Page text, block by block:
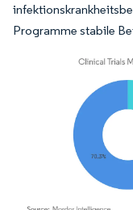
Programme stabile